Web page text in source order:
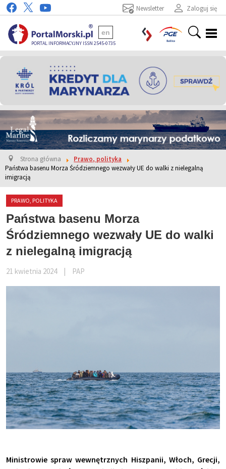
Zaloguj się
Newsletter
PORTAL INFORMACYJNY ISSN 2545-0735
en
Strona główna
Prawo, polityka
Państwa basenu Morza Śródziemnego wezwały UE do walki z nielegalną
imigracją
PRAWO, POLITYKA
Państwa basenu Morza
Śródziemnego wezwały UE do walki
z nielegalną imigracją
21 kwietnia 2024 PAP
Ministrowie spraw wewnętrznych Hiszpanii, Włoch, Grecji,